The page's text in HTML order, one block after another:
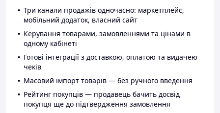
Три канали продажів одночасно: маркетплейс,
мобільний додаток, власний сайт
Керування товарами, замовленнями та цінами в
одному кабінеті
Готові інтеграції з доставкою, оплатою та видачею
чеків
Масовий імпорт товарів — без ручного введення
Рейтинг покупців — продавець бачить досвід
покупця ще до підтвердження замовлення